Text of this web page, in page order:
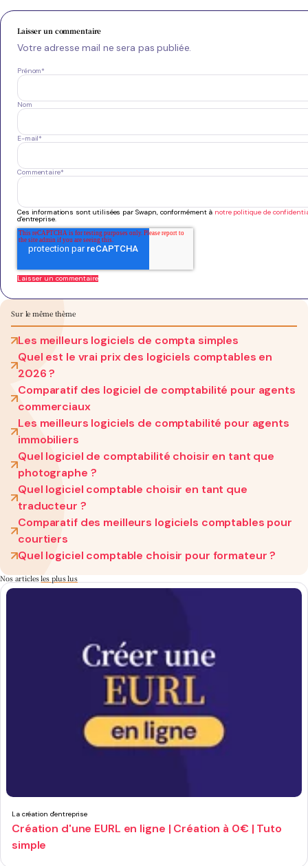
Laisser un commentaire
Votre adresse mail ne sera pas publiée.
Prénom*
Nom
E-mail*
Commentaire*
Ces informations sont utilisées par Swapn, conformément à notre politique de
d'entreprise.
Sur le même thème
Les meilleurs logiciels de compta simples
Quel est le vrai prix des logiciels comptables en
2026 ?
Comparatif des logiciel de comptabilité pour agents
commerciaux
Les meilleurs logiciels de comptabilité pour agents
immobiliers
Quel logiciel de comptabilité choisir en tant que
photographe ?
Quel logiciel comptable choisir en tant que
traducteur ?
Comparatif des meilleurs logiciels comptables pour
courtiers
Quel logiciel comptable choisir pour formateur ?
Nos articlesles plus lus
La création d'entreprise
Création d'une EURL en ligne | Création à 0€ | Tuto
simple